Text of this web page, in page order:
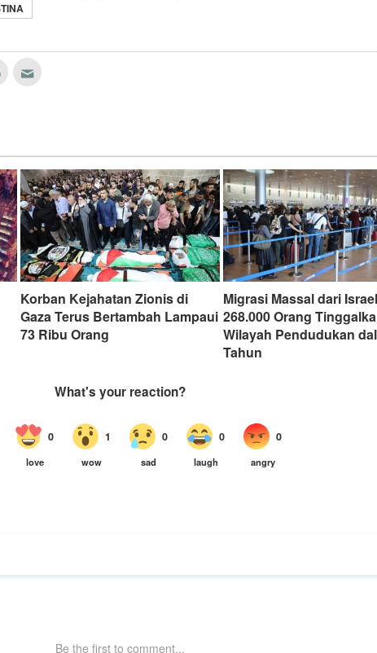
Korban Kejahatan Zionis di
Gaza Terus Bertambah Lampaui
73 Ribu Orang
Migrasi Massal dari
268.000 Orang
Wilayah Pendudukan
Tahun